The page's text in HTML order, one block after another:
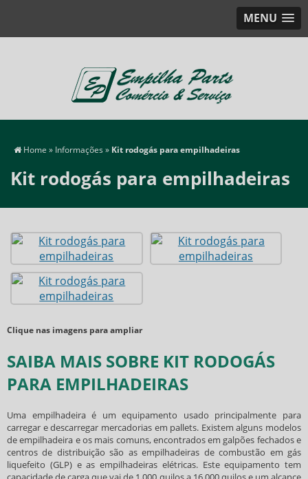
MENU
Home » Informações » Kit rodogás para empilhadeiras
Kit rodogás para empilhadeiras
Clique nas imagens para ampliar
SAIBA MAIS SOBRE KIT RODOGÁS
PARA EMPILHADEIRAS
Uma empilhadeira é um equipamento usado principalmente para
carregar e descarregar mercadorias em pallets. Existem alguns modelos
de empilhadeira e os mais comuns, encontrados em galpões fechados e
centros de distribuição são as empilhadeiras de combustão em gás
liquefeito (GLP) e as empilhadeiras elétricas. Este equipamento tem